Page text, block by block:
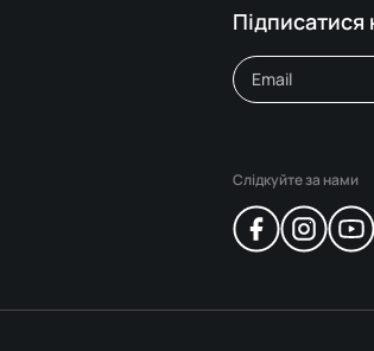
Підписатися
Слідкуйте за нами